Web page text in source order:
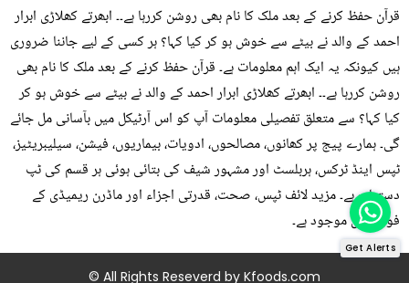
قرآن حفظ کرنے کے بعد ملک کا نام بھی روشن کررہا ہے۔۔ ابھرتے کھلاڑی ابرار
احمد کے والد نے بیٹے سے خوش ہو کر کیا کہا؟ ہر کسی کے لیے جاننا ضروری
ہیں کیونکہ یہ ایک اہم معلومات ہے۔ قرآن حفظ کرنے کے بعد ملک کا نام بھی
روشن کررہا ہے۔۔ ابھرتے کھلاڑی ابرار احمد کے والد نے بیٹے سے خوش ہو کر
کیا کہا؟ سے متعلق تفصیلی معلومات آپ کو اس آرٹیکل میں بآسانی مل جائے
گی۔ ہمارے پیج پر کھانوں، مصالحوں، ادویات، بیماریوں، فیشن، سیلیبریٹیز،
ٹپس اینڈ ٹرکس، ہربلسٹ اور مشہور شیف کی بتائی ہوئی ہر قسم کی ٹپ
دستیاب ہے۔ مزید لائف ٹپس، صحت، قدرتی اجزاء اور ماڈرن ریمیڈی کے
فوڈز میں موجود ہے۔
© All Rights Reseverd by Kfoods.com
Get Alerts